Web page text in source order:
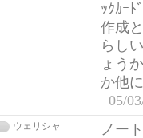
ｯｸｶｰ
作成
らし
ょう
か他
05/
ウェリシャ
ノー